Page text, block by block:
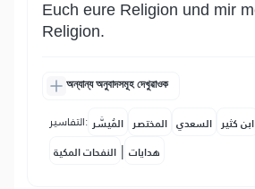
Euch eure Religion und mir
Religion.
অন্যান্য অনুবাদসমূহ দেখুৱাওক
التفاسير: المُيسَّر المختصر السعدي ابن كثير
النفحات المكية | هدايات